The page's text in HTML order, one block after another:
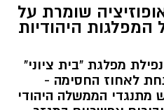
13: האופוזיציה שומרת על
היהודיות
מפלגת "בית ציוני"
לאחוז החסימה -
הממשלה היהודי